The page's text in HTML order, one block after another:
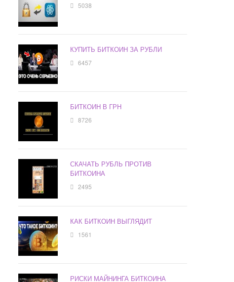
5038
КУПИТЬ БИТКОИН ЗА РУБЛИ
6457
БИТКОИН В ГРН
8726
СКАЧАТЬ РУБЛЬ ПРОТИВ
БИТКОИНА
2495
КАК БИТКОИН ВЫГЛЯДИТ
1561
РИСКИ МАЙНИНГА БИТКОИНА